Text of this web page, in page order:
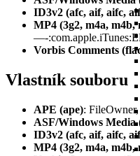
ID3v2 (afc, aif, aifc,
MP4 (3g2, m4a, m4b,
—-
Vorbis Comments
Vlastník souboru
APE (ape):
ASF/Windows Media
ID3v2 (afc, aif, aifc,
MP4 (3g2, m4a, m4b,